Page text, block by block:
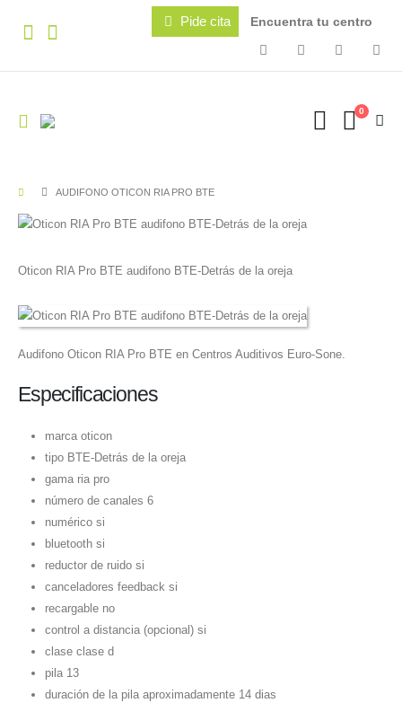
Pide cita Encuentra tu centro
0
AUDIFONO OTICON RIA PRO BTE
Oticon RIA Pro BTE audifono BTE-Detrás de la oreja
Audifono Oticon RIA Pro BTE en Centros Auditivos Euro-Sone.
Especificaciones
marca oticon
tipo BTE-Detrás de la oreja
gama ria pro
número de canales 6
numérico si
bluetooth si
reductor de ruido si
canceladores feedback si
recargable no
control a distancia (opcional) si
clase clase d
pila 13
duración de la pila aproximadamente 14 dias